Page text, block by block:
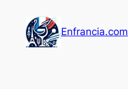
contenido
Enfrancia.com